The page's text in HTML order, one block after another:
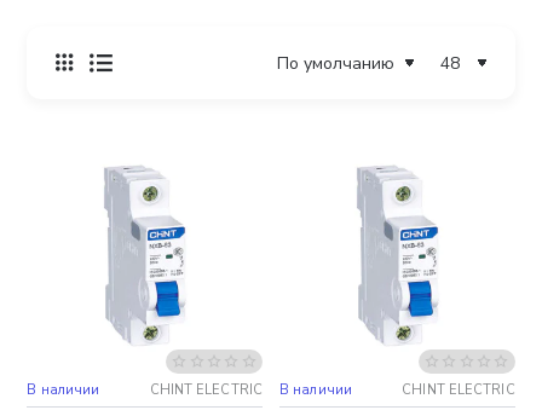
В наличии CHINT ELECTRIC В наличии CHINT ELECTRIC